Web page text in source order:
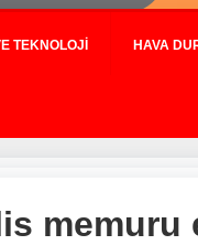
TEKNOLOJI HAVA
memuru